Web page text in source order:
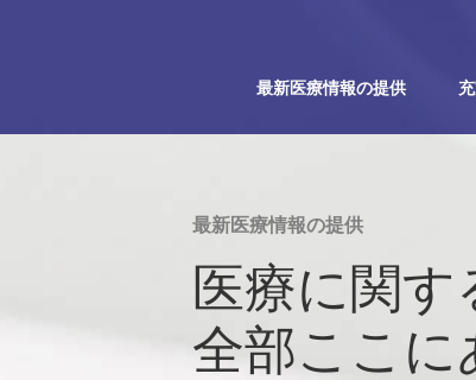
最新医療情報の提供
最新医療情報の提供
医療に関
全部ここに